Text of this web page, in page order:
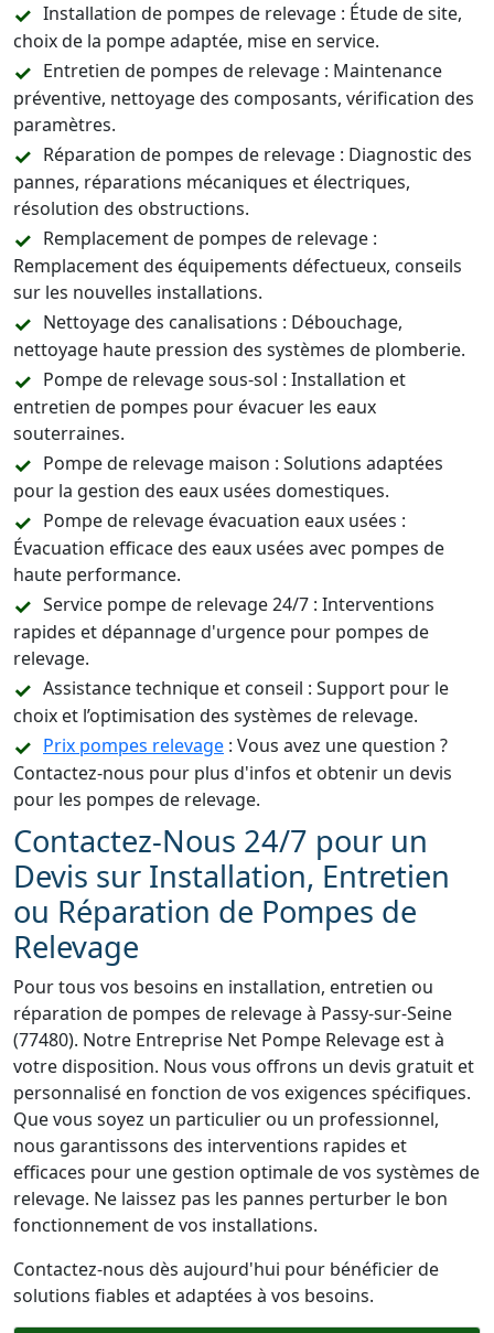
Installation de pompes de relevage : Étude de site,
choix de la pompe adaptée, mise en service.
Entretien de pompes de relevage : Maintenance
préventive, nettoyage des composants, vérification des
paramètres.
Réparation de pompes de relevage : Diagnostic des
pannes, réparations mécaniques et électriques,
résolution des obstructions.
Remplacement de pompes de relevage :
Remplacement des équipements défectueux, conseils
sur les nouvelles installations.
Nettoyage des canalisations : Débouchage,
nettoyage haute pression des systèmes de plomberie.
Pompe de relevage sous-sol : Installation et
entretien de pompes pour évacuer les eaux
souterraines.
Pompe de relevage maison : Solutions adaptées
pour la gestion des eaux usées domestiques.
Pompe de relevage évacuation eaux usées :
Évacuation efficace des eaux usées avec pompes de
haute performance.
Service pompe de relevage 24/7 : Interventions
rapides et dépannage d'urgence pour pompes de
relevage.
Assistance technique et conseil : Support pour le
choix et l’optimisation des systèmes de relevage.
Prix pompes relevage : Vous avez une question ?
Contactez-nous pour plus d'infos et obtenir un devis
pour les pompes de relevage.
Contactez-Nous 24/7 pour un
Devis sur Installation, Entretien
ou Réparation de Pompes de
Relevage
Pour tous vos besoins en installation, entretien ou
réparation de pompes de relevage à Passy-sur-Seine
(77480). Notre Entreprise Net Pompe Relevage est à
votre disposition. Nous vous offrons un devis gratuit et
personnalisé en fonction de vos exigences spécifiques.
Que vous soyez un particulier ou un professionnel,
nous garantissons des interventions rapides et
efficaces pour une gestion optimale de vos systèmes de
relevage. Ne laissez pas les pannes perturber le bon
fonctionnement de vos installations.
Contactez-nous dès aujourd'hui pour bénéficier de
solutions fiables et adaptées à vos besoins.